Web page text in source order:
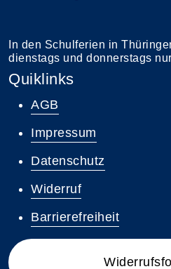
In den Schulferien in
dienstags und donnerstags
Quiklinks
AGB
Impressum
Datenschutz
Widerruf
Barrierefreiheit